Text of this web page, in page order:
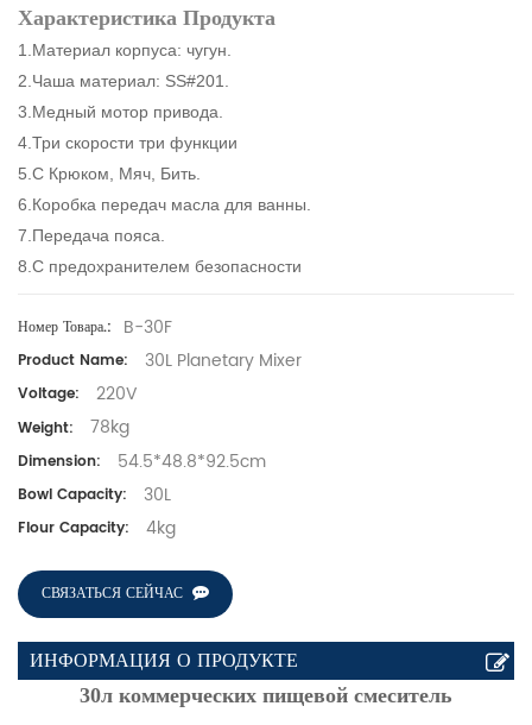
Характеристика Продукта
1.Материал корпуса: чугун.
2.Чаша материал: SS#201.
3.Медный мотор привода.
4.Три скорости три функции
5.С Крюком, Мяч, Бить.
6.Коробка передач масла для ванны.
7.Передача пояса.
8.С предохранителем безопасности
Номер Товара.: B-30F
Product Name: 30L Planetary Mixer
Voltage: 220V
Weight: 78kg
Dimension: 54.5*48.8*92.5cm
Bowl Capacity: 30L
Flour Capacity: 4kg
СВЯЗАТЬСЯ СЕЙЧАС
ИНФОРМАЦИЯ О ПРОДУКТЕ
30л коммерческих пищевой смеситель